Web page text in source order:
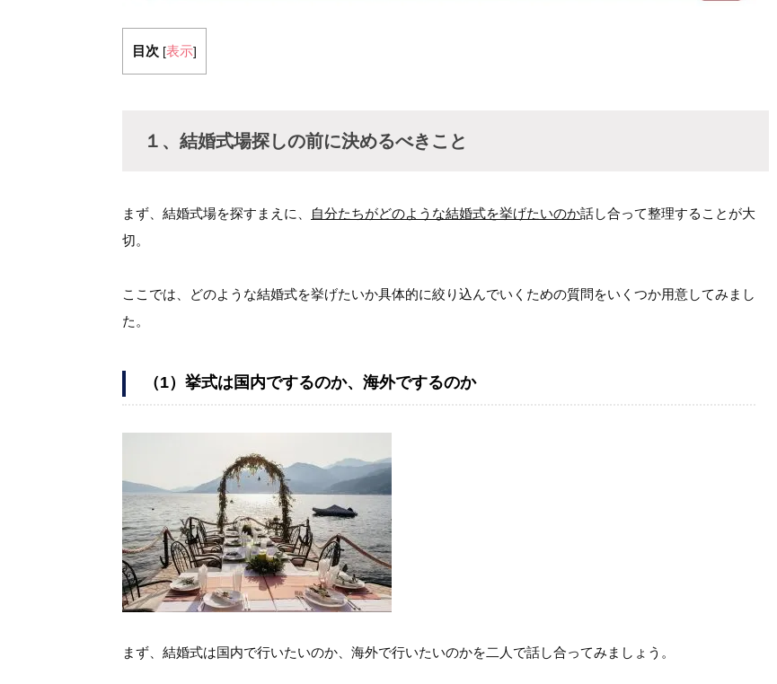
目次 [表示]
１、 結婚式場探しの前に決めるべきこと
まず、結婚式場を探すまえに、 自分たちがどのような結婚式を挙げたいのか話し合って整理することが大
切。
ここでは、どのような結婚式を挙げたいか具体的に絞り込んでいくための質問をいくつか用意してみまし
た。
（1） 挙式は国内でするのか、海外でするのか
まず、結婚式は国内で行いたいのか、海外で行いたいのかを二人で話し合ってみましょう。